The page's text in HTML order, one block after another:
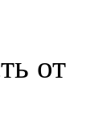
от